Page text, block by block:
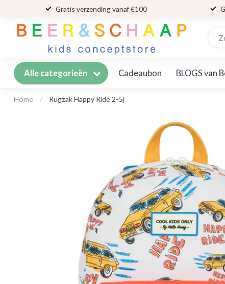
Gratis verzending vanaf €100
Alle categorieën Cadeaubon BLOGS van
Home / Rugzak Happy Ride 2-5j